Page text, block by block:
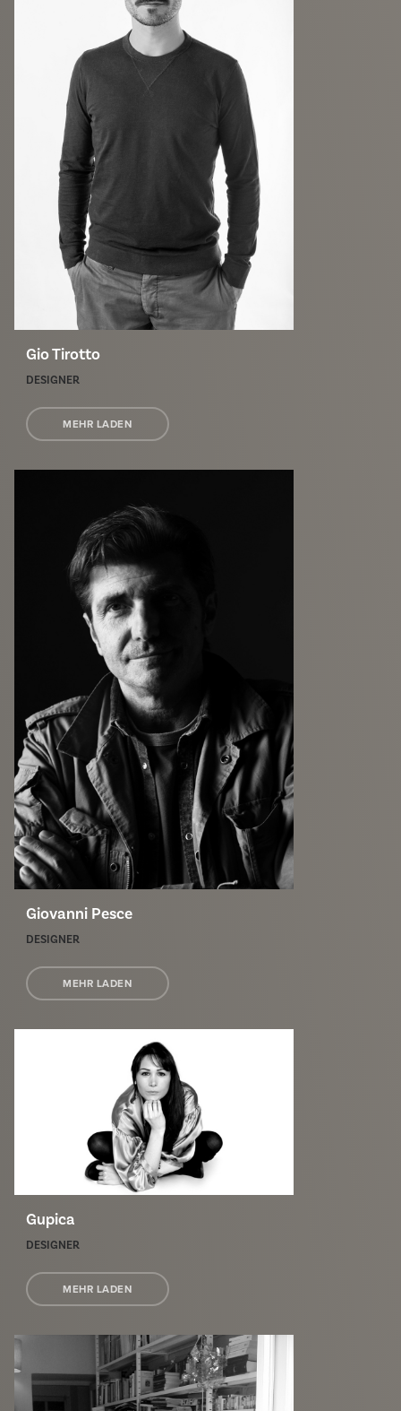
Gio Tirotto
DESIGNER
MEHR LADEN
Giovanni Pesce
DESIGNER
MEHR LADEN
Gupica
DESIGNER
MEHR LADEN